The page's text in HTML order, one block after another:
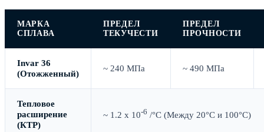
МАРКА
СПЛАВА
ПРЕДЕЛ
ТЕКУЧЕСТИ
ПРЕДЕЛ
ПРОЧНОСТИ
Invar 36
(Отожженный)
~ 240 МПа ~ 490 МПа
Тепловое
расширение
(КТР)
~ 1.2 x 10-6 /°C (Между 20°C и 100°C)